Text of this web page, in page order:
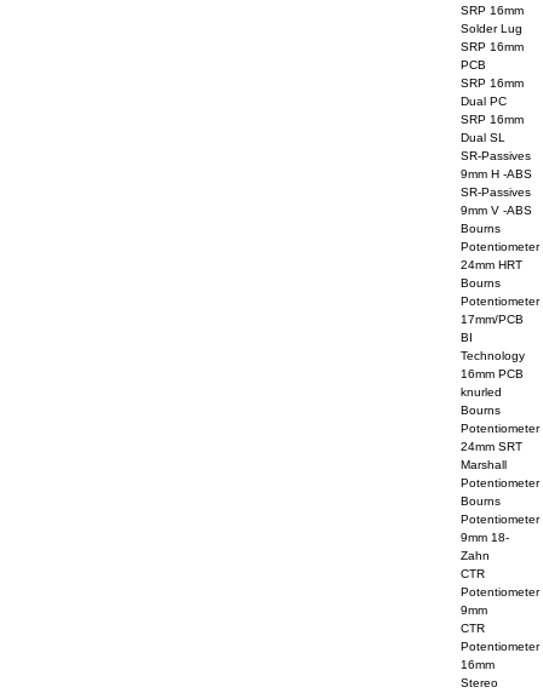
SRP 16mm
Solder Lug
SRP 16mm
PCB
SRP 16mm
Dual PC
SRP 16mm
Dual SL
SR-Passives
9mm H -ABS
SR-Passives
9mm V -ABS
Bourns
Potentiometer
24mm HRT
Bourns
Potentiometer
17mm/PCB
BI
Technology
16mm PCB
knurled
Bourns
Potentiometer
24mm SRT
Marshall
Potentiometer
Bourns
Potentiometer
9mm 18-
Zahn
CTR
Potentiometer
9mm
CTR
Potentiometer
16mm
Stereo